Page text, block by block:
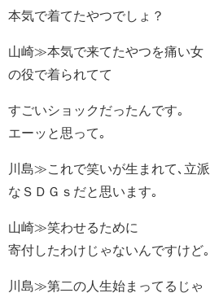
本気で着てたやつでしょ？
山崎≫本気で来てたやつを痛い女
の役で着られてて
すごいショックだったんです｡
エーッと思って｡
川島≫これで笑いが生まれて､立派
なＳＤＧｓだと思います｡
山崎≫笑わせるために
寄付したわけじゃないんですけど｡
川島≫第二の人生始まってるじゃ